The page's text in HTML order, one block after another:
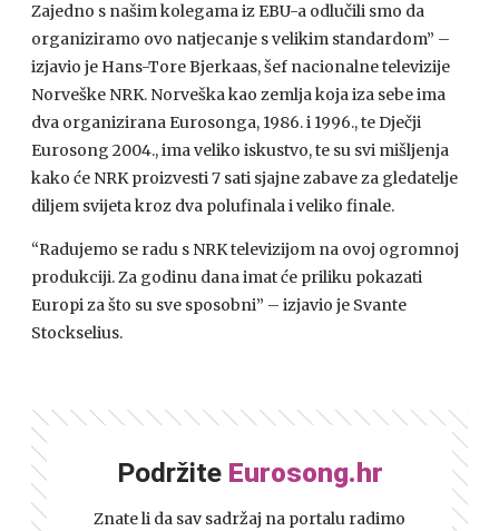
Zajedno s našim kolegama iz EBU-a odlučili smo da
organiziramo ovo natjecanje s velikim standardom” –
izjavio je Hans-Tore Bjerkaas, šef nacionalne televizije
Norveške NRK. Norveška kao zemlja koja iza sebe ima
dva organizirana Eurosonga, 1986. i 1996., te Dječji
Eurosong 2004., ima veliko iskustvo, te su svi mišljenja
kako će NRKproizvesti 7 sati sjajne zabave za gledatelje
diljem svijeta kroz dva polufinala i veliko finale.
“Radujemo se radu s NRKtelevizijom na ovoj ogromnoj
produkciji. Za godinu dana imat će priliku pokazati
Europi za što su sve sposobni” – izjavio je Svante
Stockselius.
Podržite Eurosong.hr
Znate li da sav sadržaj na portalu radimo